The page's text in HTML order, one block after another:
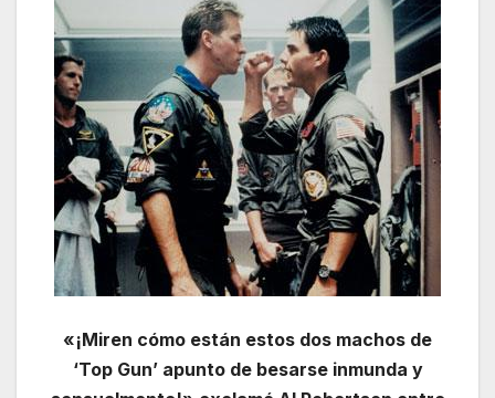
«¡Miren cómo están estos dos machos de
‘Top Gun’ apunto de besarse inmunda y